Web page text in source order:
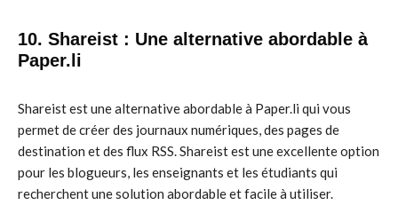
10. Shareist : Une alternative abordable à
Paper.li
Shareist est une alternative abordable à Paper.li qui vous
permet de créer des journaux numériques, des pages de
destination et des flux RSS. Shareist est une excellente option
pour les blogueurs, les enseignants et les étudiants qui
recherchent une solution abordable et facile à utiliser.